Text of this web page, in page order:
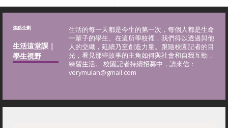
焦點企劃
生活這堂課｜
學生視野
生活的每一天都是今生的第一次，每個人都是生命
一輩子的學生。在這所學校裡，我們得以透過與他
人的交織，延續乃至創造力量。跟隨校園記者的目
光，看見那些故事的主角如何與社會和自我互動，
練習生活。 校園記者持續招募中，請來信：
verymulan@gmail.com